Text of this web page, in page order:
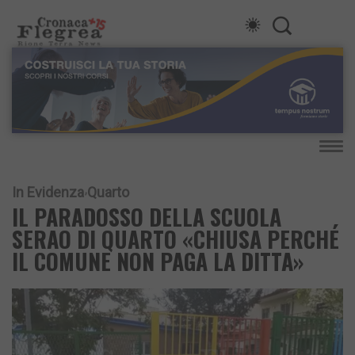
In Evidenza Quarto
IL PARADOSSO DELLA SCUOLA
SERAO DI QUARTO «CHIUSA PERCHÉ
IL COMUNE NON PAGA LA DITTA»